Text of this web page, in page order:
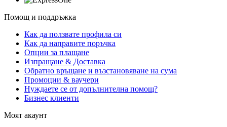
Помощ и поддръжка
Как да ползвате профила си
Как да направите поръчка
Опции за плащане
Изпращане & Доставка
Обратно връщане и възстановяване на сума
Промоции & ваучери
Нуждаете се от допълнителна помощ?
Бизнес клиенти
Моят акаунт